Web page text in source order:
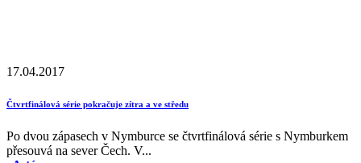
17.04.2017
Čtvrtfinálová série pokračuje zítra a ve středu
Po dvou zápasech v Nymburce se čtvrtfinálová série s Nymburkem
přesouvá na sever Čech. V...